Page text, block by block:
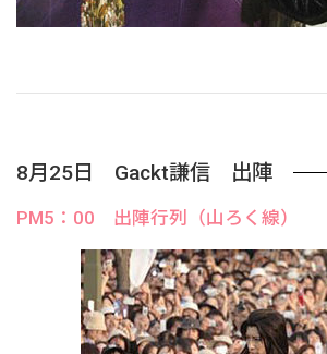
8月25日 Gackt謙信 出陣
PM5：00 出陣行列（山ろく線）